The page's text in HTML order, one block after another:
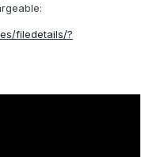
filedetails/?